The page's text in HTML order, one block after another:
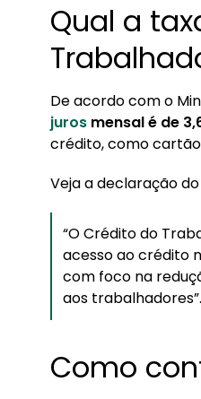
Qual a
De acordo com o
juros mensal é de
crédito, como
Veja a declaração do
“O Crédito do
acesso ao crédito
com foco na
aos trabalhadores”.
Como